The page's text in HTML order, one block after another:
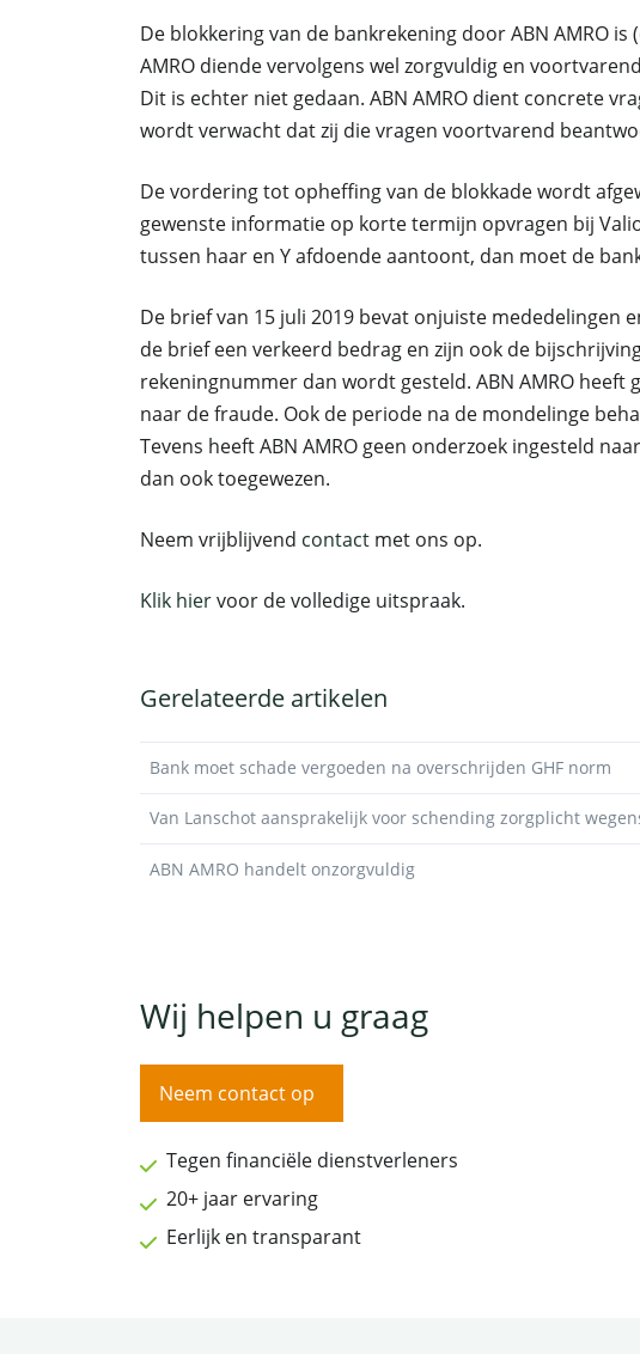
De blokkering van de bankrekening door ABN AMRO
AMRO diende vervolgens wel zorgvuldig en
Dit is echter niet gedaan. ABN AMRO dient concrete
wordt verwacht dat zij die vragen voortvarend
De vordering tot opheffing van de blokkade wordt
gewenste informatie op korte termijn opvragen bij
tussen haar en Y afdoende aantoont, dan moet de
De brief van 15 juli 2019 bevat onjuiste mededelingen
de brief een verkeerd bedrag en zijn ook de
rekeningnummer dan wordt gesteld. ABN AMRO heeft
naar de fraude. Ook de periode na de mondelinge
Tevens heeft ABN AMRO geen onderzoek ingesteld
dan ook toegewezen.
Neem vrijblijvend contact met ons op.
Klik hiervoor de volledige uitspraak.
Gerelateerde artikelen
Bank moet schade vergoeden na overschrijden GHF norm
Van Lanschot aansprakelijk voor schending zorgplicht
ABN AMRO handelt onzorgvuldig
Wij helpen u graag
Neem contact op
Tegen financiële dienstverleners
20+ jaar ervaring
Eerlijk en transparant